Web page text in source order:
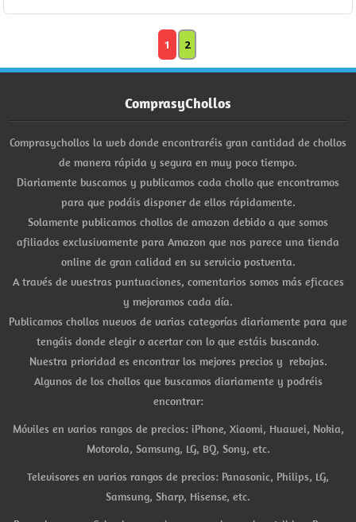
1 2
ComprasyChollos
Comprasychollos la web donde encontraréis gran cantidad de chollos
de manera rápida y segura en muy poco tiempo.
Diariamente buscamos y publicamos cada chollo que encontramos
para que podáis disponer de ellos rápidamente.
Solamente publicamos chollos de amazon debido a que somos
afiliados exclusivamente para Amazon que nos parece una tienda
online de gran calidad en su servicio postventa.
A través de vuestras puntuaciones, comentarios somos más eficaces
y mejoramos cada día.
Publicamos chollos nuevos de varias categorías diariamente para que
tengáis donde elegir o acertar con lo que estáis buscando.
Nuestra prioridad es encontrar los mejores precios y rebajas.
Algunos de los chollos que buscamos diariamente y podréis
encontrar:
Móviles en varios rangos de precios: iPhone, Xiaomi, Huawei, Nokia,
Motorola, Samsung, LG, BQ, Sony, etc.
Televisores en varios rangos de precios: Panasonic, Philips, LG,
Samsung, Sharp, Hisense, etc.